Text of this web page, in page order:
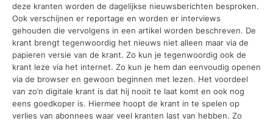
deze kranten worden de dagelijkse nieuwsberichten besproken.
Ook verschijnen er reportage en worden er interviews
gehouden die vervolgens in een artikel worden beschreven. De
krant brengt tegenwoordig het nieuws niet alleen maar via de
papieren versie van de krant. Zo kun je tegenwoordig ook de
krant leze via het internet. Zo kun je hem dan eenvoudig openen
via de browser en gewoon beginnen met lezen. Het voordeel
van zo’n digitale krant is dat hij nooit te laat komt en ook nog
eens goedkoper is. Hiermee hoopt de krant in te spelen op
verlies van abonnees waar veel kranten last van hebben. Zo